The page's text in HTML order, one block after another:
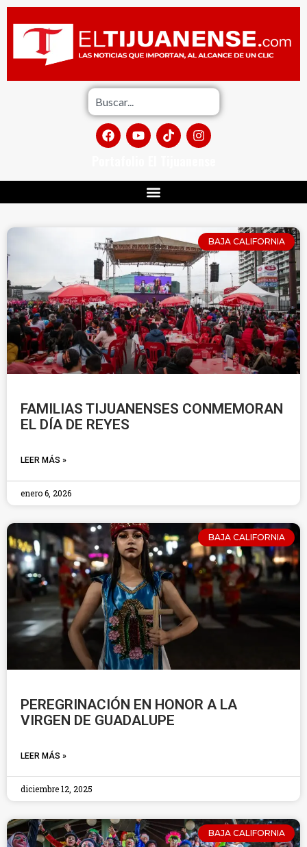
BAJA CALIFORNIA
FAMILIAS TIJUANENSES CONMEMORAN
EL DÍA DE REYES
LEER MÁS »
enero 6, 2026
BAJA CALIFORNIA
PEREGRINACIÓN EN HONOR A LA
VIRGEN DE GUADALUPE
LEER MÁS »
diciembre 12, 2025
BAJA CALIFORNIA